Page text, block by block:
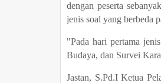
dengan peserta
jenis soal yang berbeda
"Pada hari pertama
Budaya, dan Survei
Jastan, S.Pd.I Ketua